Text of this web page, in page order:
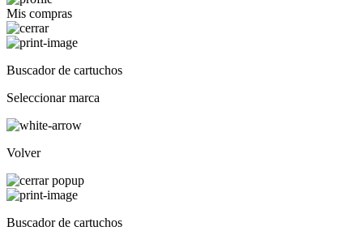
Mis compras
Buscador de cartuchos
Seleccionar marca
Volver
Buscador de cartuchos